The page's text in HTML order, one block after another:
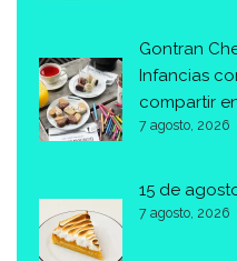
Gontran
Infancias
compartir
7 agosto, 2026
15 de
7 agosto, 2026